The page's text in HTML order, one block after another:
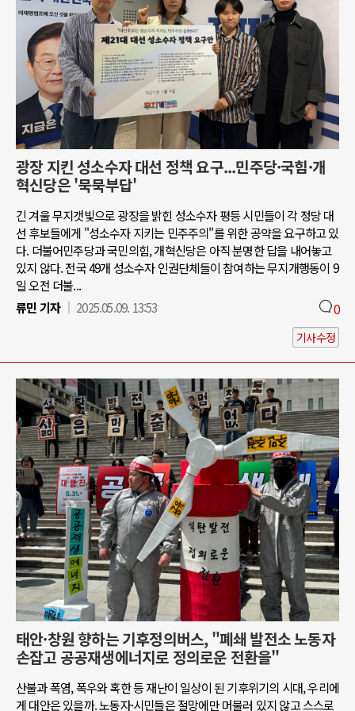
광장 지킨 성소수자 대선 정책 요구...민주당·국힘·개
혁신당은 '묵묵부답'
긴 겨울 무지갯빛으로 광장을 밝힌 성소수자 평등 시민들이 각 정당 대
선 후보들에게 "성소수자 지키는 민주주의"를 위한 공약을 요구하고 있
다. 더불어민주당과 국민의힘, 개혁신당은 아직 분명한 답을 내어놓고
있지 않다. 전국 49개 성소수자 인권단체들이 참여하는 무지개행동이 9
일 오전 더불...
류민 기자
2025.05.09. 13:53 0
기사수정
태안·창원 향하는 기후정의버스, "폐쇄 발전소 노동자
손잡고 공공재생에너지로 정의로운 전환을"
산불과 폭염, 폭우와 혹한 등 재난이 일상이 된 기후위기의 시대, 우리에
게 대안은 있을까. 노동자·시민들은 절망에만 머물러 있지 않고 스스로